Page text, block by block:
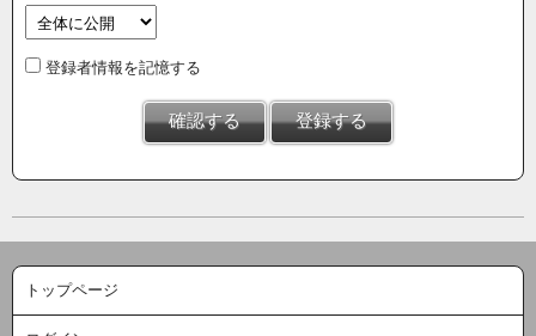
登録者情報を記憶する
トップページ